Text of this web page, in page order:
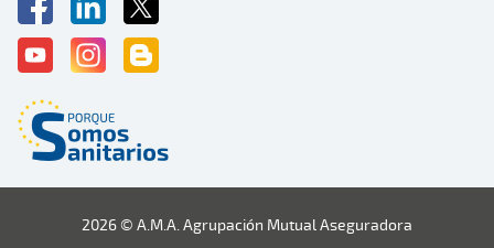
2026 © A.M.A. Agrupación Mutual Aseguradora